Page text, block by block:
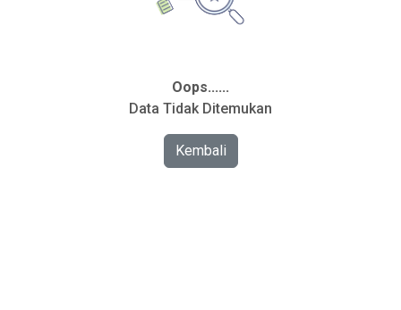
Oops......
Data Tidak Ditemukan
Kembali